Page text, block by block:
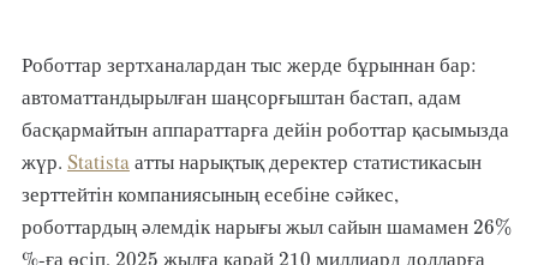
Роботтар зертханалардан тыс жерде бұрыннан бар:
автоматтандырылған шаңсорғыштан бастап, адам
басқармайтын аппараттарға дейін роботтар қасымызда
жүр. Statistaатты нарықтық деректер статистикасын
зерттейтін компаниясының есебіне сәйкес,
роботтардың әлемдік нарығы жыл сайын шамамен 26%
26%
%-ға өсіп, 2025
2025 жылға қарай 210
210 миллиард долларға